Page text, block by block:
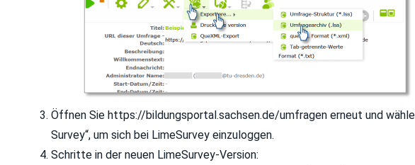
Öffnen Sie https://bildungsportal.sachsen.de/umfragen erneut und
Survey“, um sich bei LimeSurvey einzuloggen.
Schritte in der neuen LimeSurvey-Version: